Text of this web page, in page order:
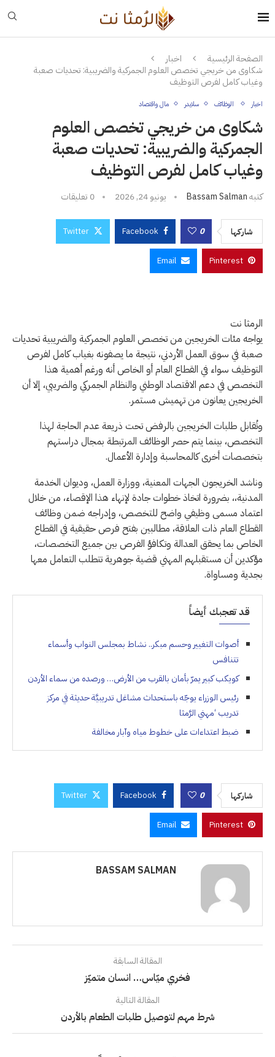
الصفحة الرئيسية
اخبار
شكاوى من خريجي تخصص العلوم الجمركية والضريبية: تحديات صعبة
وغياب كامل لفرص التوظيف
اخبار الوظائف سلايدر مال واقتصاد
شكاوى من خريجي تخصص العلوم
الجمركية والضريبية: تحديات صعبة
وغياب كامل لفرص التوظيف
كتبهBassam Salman يونيو 24, 2026 0 تعليقات
شاركها 0
Facebook
Twitter
Pinterest
Email
الرمثا نت
يواجه مئات الخريجين من تخصص العلوم الجمركية والضريبية تحديات
صعبة في سوق العمل الأردني، نتيجة ما يصفونه بغياب كامل لفرص
التوظيف سواء في القطاع العام أو الخاص أنه ورغم أهمية هذا
التخصص في دعم الاقتصاد الوطني والنظام الجمركي والضريبي، إلا أن
الخريجين يعانون من تهميش مستمر.
وتُقابل طلبات الخريجين بالرفض تحت ذريعة عدم الحاجة لهذا
التخصص، بينما يتم حصر الوظائف المرتبطة بمجال دراستهم
بتخصصات أخرى كالمحاسبة وإدارة الأعمال.
وناشد الخريجون الجهات المعنية، ووزارة العمل، وديوان الخدمة
المدنية،، بضرورة اتخاذ خطوات جادة لإنهاء هذا الإقصاء، من خلال
اعتماد مسمى وظيفي واضح للتخصص، وإدراجه ضمن وظائف
القطاع العام ذات العلاقة، مطالبين بفتح فرص حقيقية في القطاع
الخاص بما يحقق العدالة وتكافؤ الفرص بين جميع التخصصات،
مؤكدين أن مستقبلهم المهني قضية جوهرية تتطلب التعامل معها
بجدية ومساواة.
قد تعجبك أيضاً
أصوات التغيير وحسم مبكر.. نشاط بمجلس النواب وأسماء
تتنافس
كويكب كبير يمرّ بأمان بالقرب من الأرض… ورصده من سماء الأردن
رئيس الوزراء يوجّه باستحداث مشاغل تدريبيَّة حديثة في مركز
تدريب ‘مهني الرَّمثا
ضبط اعتداءات على خطوط مياه وآبار مخالفة
شاركها 0
Facebook
Twitter
Pinterest
Email
BASSAM SALMAN
المقالة السابقة
فخري ميّاس… انسان متميّز
المقالة التالية
شرط مهم لتوصيل طلبات الطعام بالأردن